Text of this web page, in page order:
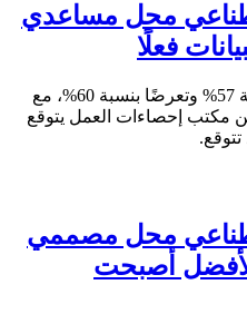
محل مساعدي
فعلًا
يواجه مساعدو المكتبات نسبة أتمتة 57% وتعرضًا بنسبة 60%، مع
78% أتمتة. لكن مكتب إحصاءات العمل يتوقع
محل مصممي
أصبحت